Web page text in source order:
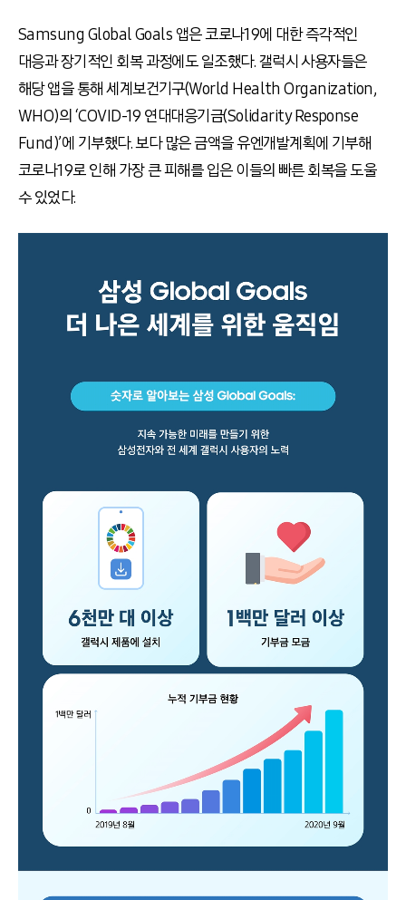
Samsung Global Goals 앱은 코로나19에 대한 즉각적인
대응과 장기적인 회복 과정에도 일조했다. 갤럭시 사용자들은
해당 앱을 통해 세계보건기구(World Health Organization,
WHO)의 ‘COVID-19 연대대응기금(Solidarity Response
Fund)’에 기부했다. 보다 많은 금액을 유엔개발계획에 기부해
코로나19로 인해 가장 큰 피해를 입은 이들의 빠른 회복을 도울
수 있었다.